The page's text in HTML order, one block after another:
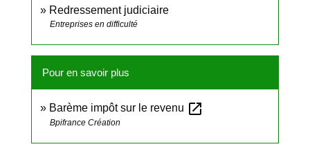
Redressement judiciaire
Entreprises en difficulté
Pour en savoir plus
Barème impôt sur le revenu open_in_new
Bpifrance Création